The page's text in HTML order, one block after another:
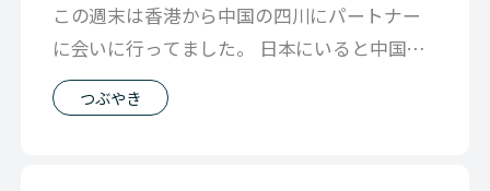
この週末は香港から中国の四川にパートナー
に会いに行ってました。 日本にいると中国の
悪い側面のニュースが多いように思えます
つぶやき